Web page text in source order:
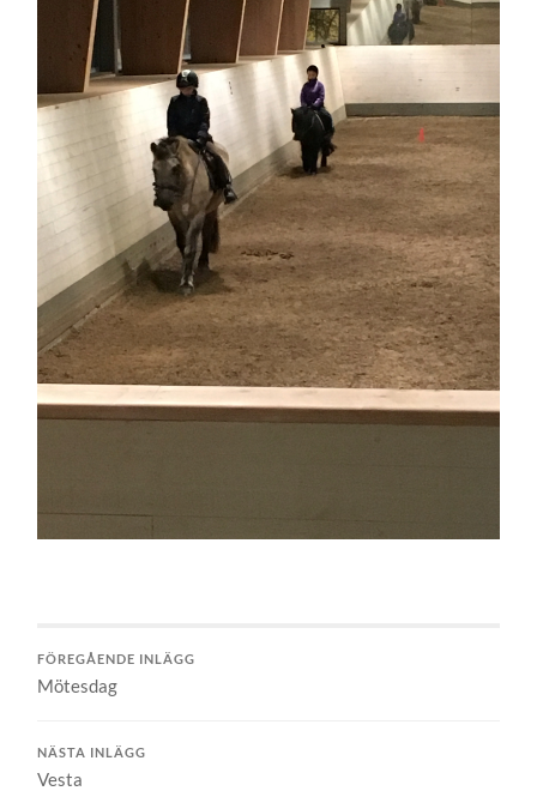
FÖREGÅENDE INLÄGG
Mötesdag
NÄSTA INLÄGG
Vesta